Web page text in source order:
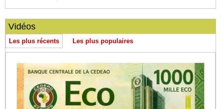
Vidéos
Les plus récents Les plus populaires